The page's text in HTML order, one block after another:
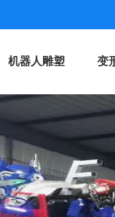
机器人雕塑 变